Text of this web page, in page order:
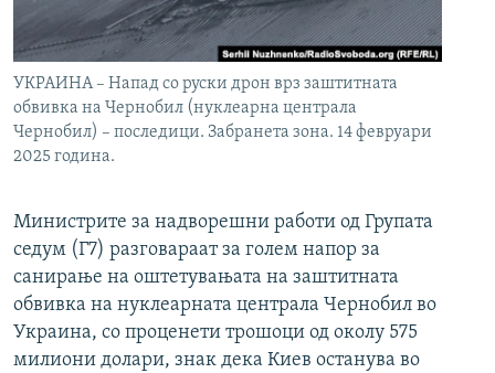
УКРАИНА – Напад со руски дрон врз заштитната
обвивка на Чернобил (нуклеарна централа
Чернобил) – последици. Забранета зона. 14 февруари
2025 година.
Министрите за надворешни работи од Групата
седум (Г7) разговараат за голем напор за
санирање на оштетувањата на заштитната
обвивка на нуклеарната централа Чернобил во
Украина, со проценети трошоци од околу 575
милиони долари, знак дека Киев останува во